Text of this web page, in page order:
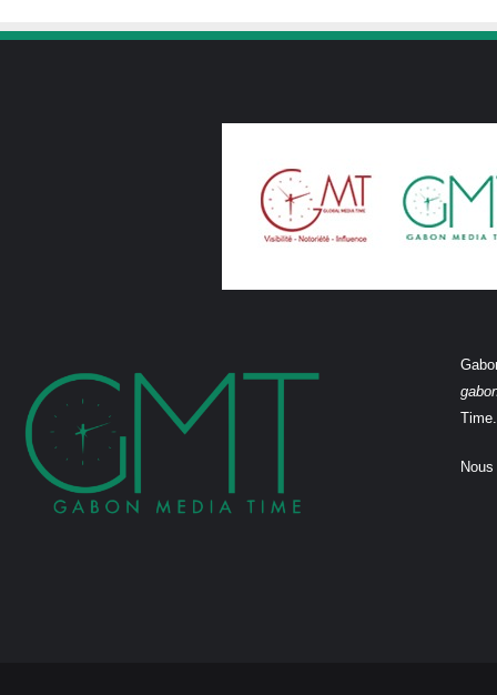
Time.